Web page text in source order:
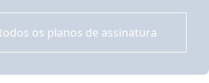
os planos de assinatura